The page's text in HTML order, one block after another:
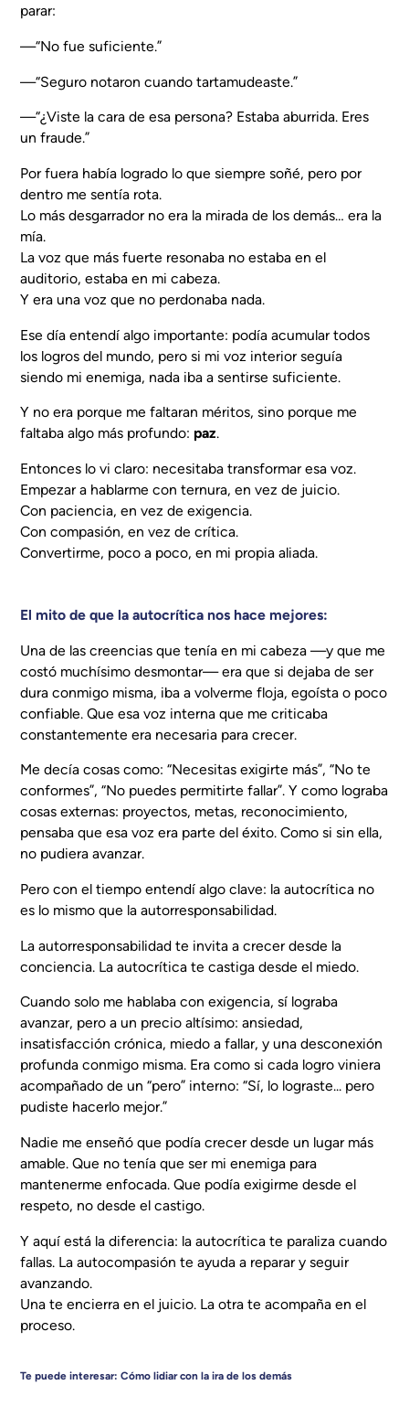
parar:
—“No fue suficiente.”
—“Seguro notaron cuando tartamudeaste.”
—“¿Viste la cara de esa persona? Estaba aburrida. Eres
un fraude.”
Por fuera había logrado lo que siempre soñé, pero por
dentro me sentía rota.
Lo más desgarrador no era la mirada de los demás… era la
mía.
La voz que más fuerte resonaba no estaba en el
auditorio, estaba en mi cabeza.
Y era una voz que no perdonaba nada.
Ese día entendí algo importante: podía acumular todos
los logros del mundo, pero si mi voz interior seguía
siendo mi enemiga, nada iba a sentirse suficiente.
Y no era porque me faltaran méritos, sino porque me
faltaba algo más profundo: paz.
Entonces lo vi claro: necesitaba transformar esa voz.
Empezar a hablarme con ternura, en vez de juicio.
Con paciencia, en vez de exigencia.
Con compasión, en vez de crítica.
Convertirme, poco a poco, en mi propia aliada.
El mito de que la autocrítica nos hace mejores:
Una de las creencias que tenía en mi cabeza —y que me
costó muchísimo desmontar— era que si dejaba de ser
dura conmigo misma, iba a volverme floja, egoísta o poco
confiable. Que esa voz interna que me criticaba
constantemente era necesaria para crecer.
Me decía cosas como:“Necesitas exigirte más”, “No te
conformes”, “No puedes permitirte fallar”. Y como lograba
cosas externas: proyectos, metas, reconocimiento,
pensaba que esa voz era parte del éxito. Como si sin ella,
no pudiera avanzar.
Pero con el tiempo entendí algo clave: la autocrítica no
es lo mismo que la autorresponsabilidad.
La autorresponsabilidad te invita a crecer desde la
conciencia. La autocrítica te castiga desde el miedo.
Cuando solo me hablaba con exigencia, sí lograba
avanzar, pero a un precio altísimo: ansiedad,
insatisfacción crónica, miedo a fallar, y una desconexión
profunda conmigo misma. Era como si cada logro viniera
acompañado de un “pero” interno:“Sí, lo lograste... pero
pudiste hacerlo mejor.”
Nadie me enseñó que podía crecer desde un lugar más
amable. Que no tenía que ser mi enemiga para
mantenerme enfocada. Que podía exigirme desde el
respeto, no desde el castigo.
Y aquí está la diferencia: la autocrítica te paraliza cuando
fallas. La autocompasión te ayuda a reparar y seguir
avanzando.
Una te encierra en el juicio. La otra te acompaña en el
proceso.
Te puede interesar:Cómo lidiar con la ira de los demás